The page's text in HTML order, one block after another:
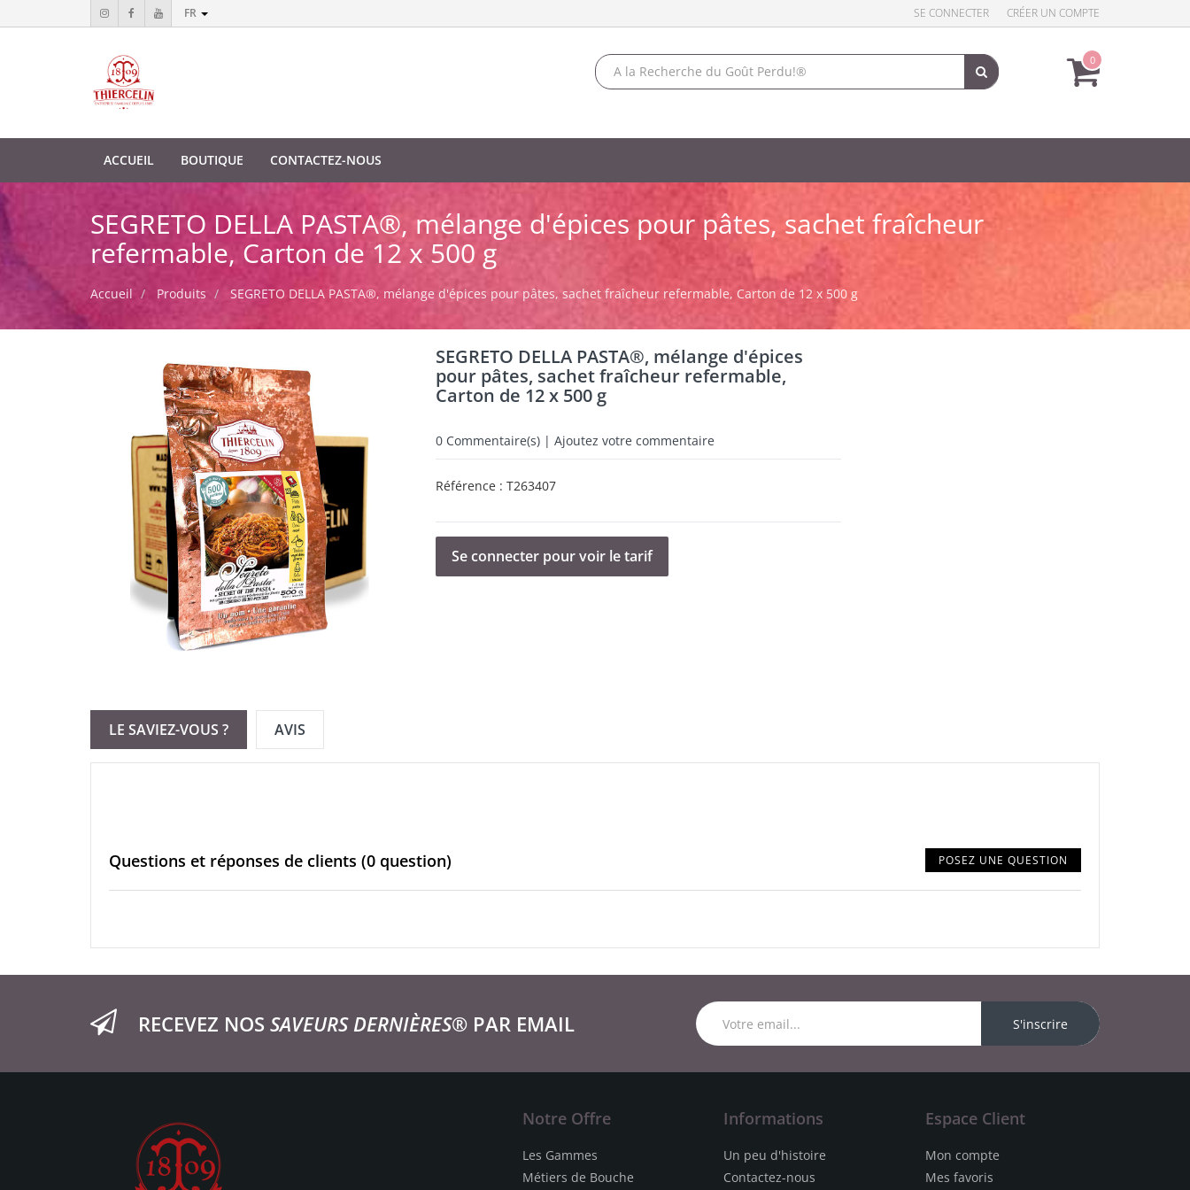
FR SE CONNECTER CRÉER UN COMPTE
0
ACCUEIL BOUTIQUE CONTACTEZ-NOUS
SEGRETO DELLA PASTA®, mélange d'épices pour pâtes, sachet fraîcheur
refermable, Carton de 12 x 500 g
Accueil Produits SEGRETO DELLA PASTA®, mélange d'épices pour pâtes, sachet fraîcheur refermable, Carton de 12 x 500 g
SEGRETO DELLA PASTA®, mélange d'épices
pour pâtes, sachet fraîcheur refermable,
Carton de 12 x 500 g
0 Commentaire(s) | Ajoutez votre commentaire
Référence : T263407
Se connecter pour voir le tarif
LE SAVIEZ-VOUS ? AVIS
Questions et réponses de clients (0 question) POSEZ UNE QUESTION
RECEVEZ NOS SAVEURS DERNIÈRES® PAR EMAIL S'inscrire
Notre Offre
Les Gammes
Métiers de Bouche
Informations
Un peu d'histoire
Contactez-nous
Espace Client
Mon compte
Mes favoris